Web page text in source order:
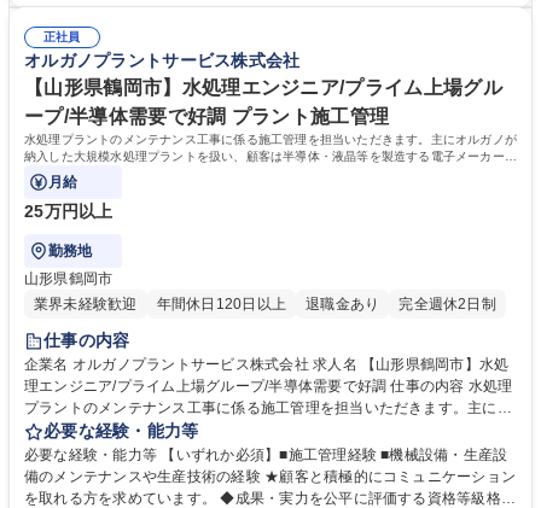
全/コスト等) ※建物の改変を伴う業務は含まない 募集職種 【愛知県名古
屋市】水処理エンジニア(官公庁向け)/半導体需要で好調
済成長期に普及した全国の多くの上下水道施設が老朽化、更新時期を迎え
ています。「水」の能力を引き出すプライム市場上場オルガノグループ
で、水処理プラントに関する経験を活かして活躍できます。 学歴・資格
学歴：大学院 大学 高専 短大 専修学校 高校 語学力： 資格：第一種運転免
許普通自動車 2級土木施工管理技士
正社員
オルガノプラントサービス株式会社
【山形県鶴岡市】水処理エンジニア/プライム上場グル
ープ/半導体需要で好調 プラント施工管理
水処理プラントのメンテナンス工事に係る施工管理を担当いただきます。主にオルガノが
納入した大規模水処理プラントを扱い、顧客は半導体・液晶等を製造する電子メーカーや
医薬品メーカー、食品メーカー等です。
月給
25万円以上
勤務地
山形県鶴岡市
業界未経験歓迎
年間休日120日以上 退職金あり 完全週休2日制
仕事の内容
企業名 オルガノプラントサービス株式会社 求人名 【山形県鶴岡市】水処
理エンジニア/プライム上場グループ/半導体需要で好調 仕事の内容 水処理
プラントのメンテナンス工事に係る施工管理を担当いただきます。主にオ
ルガノが納入した大規模水処理プラントを扱い、顧客は半導体・液晶等を
製造する電子メーカーや医薬品メーカー、食品メーカー等です。 ◆日本全
国の顧客に迅速な対応を行う為、全国に23ヶ所の出張所を設置し てお
り、オルガノグループ各社と協力して業務を進めていきます。 【オルガノ
必要な経験・能力等
必要な経験・能力等 【いずれか必須】■施工管理経験 ■機械設備・生産設
備のメンテナンスや生産技術の経験 ★顧客と積極的にコミュニケーション
を取れる方を求めています。 ◆成果・実力を公平に評価する資格等級格付